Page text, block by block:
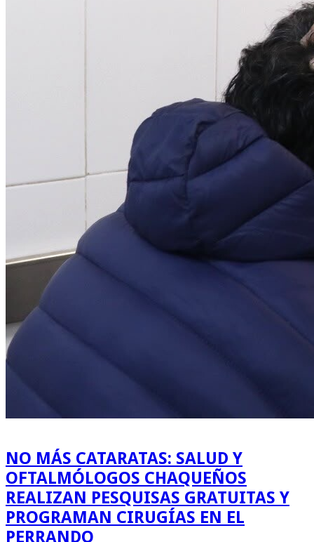
NO MÁS CATARATAS: SALUD Y
OFTALMÓLOGOS CHAQUEÑOS
REALIZAN PESQUISAS GRATUITAS Y
PROGRAMAN CIRUGÍAS EN EL
PERRANDO